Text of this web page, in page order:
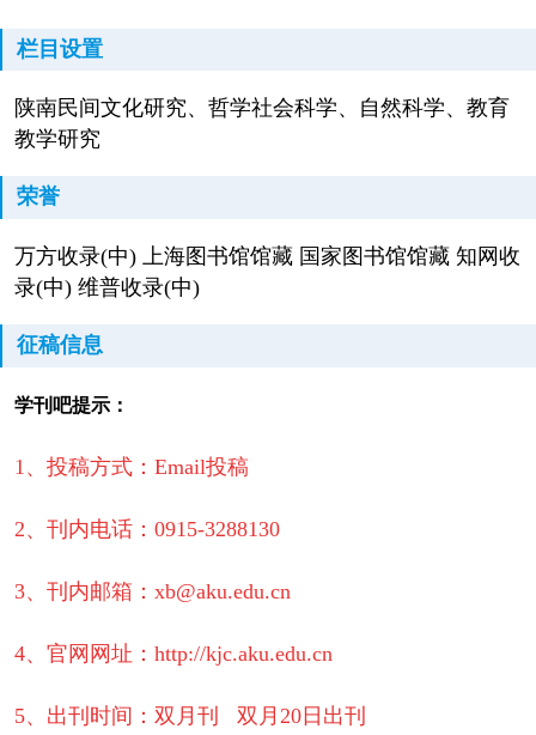
栏目设置
陕南民间文化研究、哲学社会科学、自然科学、教育
教学研究
荣誉
万方收录(中) 上海图书馆馆藏 国家图书馆馆藏 知网收
录(中) 维普收录(中)
征稿信息
学刊吧提示：
1、投稿方式：Email投稿
2、刊内电话：0915-3288130
3、刊内邮箱：xb@aku.edu.cn
4、官网网址：http://kjc.aku.edu.cn
5、出刊时间：双月刊 双月20日出刊